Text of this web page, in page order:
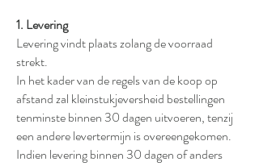
1. Levering
Levering vindt plaats zolang de voorraad
strekt.
In het kader van de regels van de koop op
afstand zal kleinstukjeversheid bestellingen
tenminste binnen 30 dagen uitvoeren, tenzij
een andere levertermijn is overeengekomen.
Indien levering binnen 30 dagen of anders